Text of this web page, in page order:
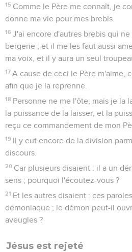
15 Comme le Père me connaît, je
donne ma vie pour mes brebis.
16 J'ai encore d'autres brebis qui
bergerie ; et il me les faut aussi
ma voix, et il y aura un seul
17 A cause de ceci le Père m'aime,
afin que je la reprenne.
18 Personne ne me l'ôte, mais je la
la puissance de la laisser, et la
reçu ce commandement de mon
19 Il y eut encore de la division
discours.
20 Car plusieurs disaient : il a un
sens ; pourquoi l'écoutez-vous ?
21 Et les autres disaient : ces
démoniaque ; le démon peut-il
aveugles ?
Jésus est rejeté